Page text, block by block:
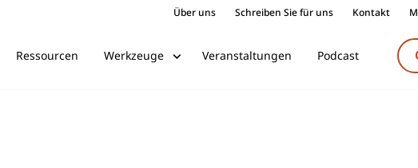
Über uns Schreiben Sie für uns Kontakt
Ressourcen Werkzeuge Veranstaltungen Podcast